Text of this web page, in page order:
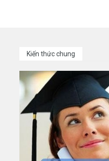
Kiến thức chung